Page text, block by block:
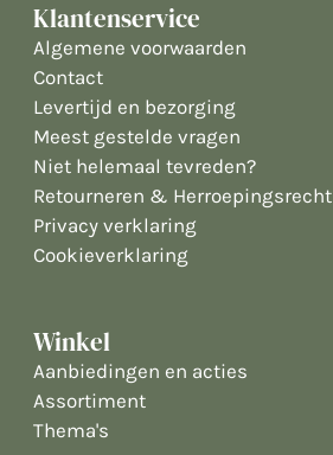
Klantenservice
Algemene voorwaarden
Contact
Levertijd en bezorging
Meest gestelde vragen
Niet helemaal tevreden?
Retourneren & Herroepingsrecht
Privacy verklaring
Cookieverklaring
Winkel
Aanbiedingen en acties
Assortiment
Thema's